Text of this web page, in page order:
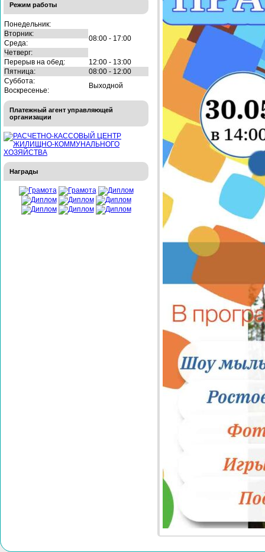
Режим работы
Понедельник:
08:00 - 17:00
Вторник:
Среда:
Четверг:
Перерыв на обед:
12:00 - 13:00
Пятница:
08:00 - 12:00
Суббота:
Выходной
Воскресенье:
Платежный агент управляющей
организации
Награды